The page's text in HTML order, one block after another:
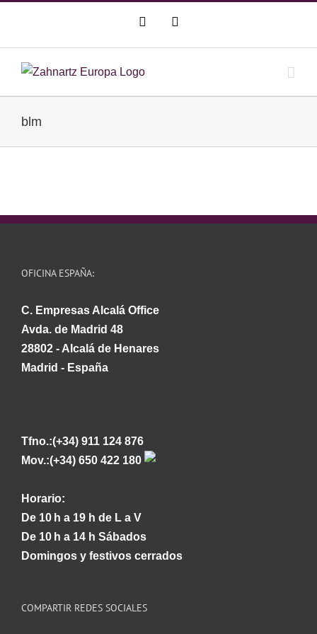
contenido
WhatsAppCorreo
blm
OFICINA ESPAÑA:
C. Empresas Alcalá Office
Avda. de Madrid 48
28802 - Alcalá de Henares
Madrid - España
Tfno.:(+34) 911 124 876
Mov.:(+34) 650 422 180
Horario:
De 10 h a 19 h de L a V
De 10 h a 14 h Sábados
Domingos y festivos cerrados
COMPARTIR REDES SOCIALES